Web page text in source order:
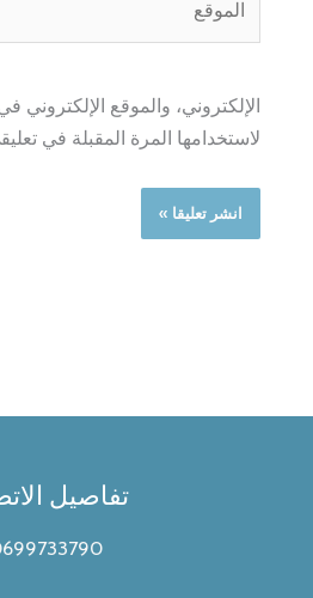
الإلكتروني، والموقع الإلكتروني
لاستخدامها المرة المقبلة في
تفاصيل